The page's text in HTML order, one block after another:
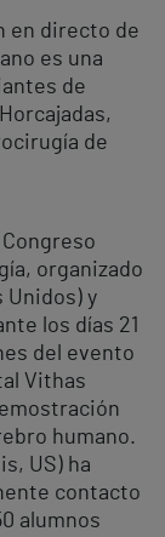
en directo de
es una
de
de
organizado
Unidos) y
los días 21
del evento
Vithas
humano.
US) ha
contacto
alumnos